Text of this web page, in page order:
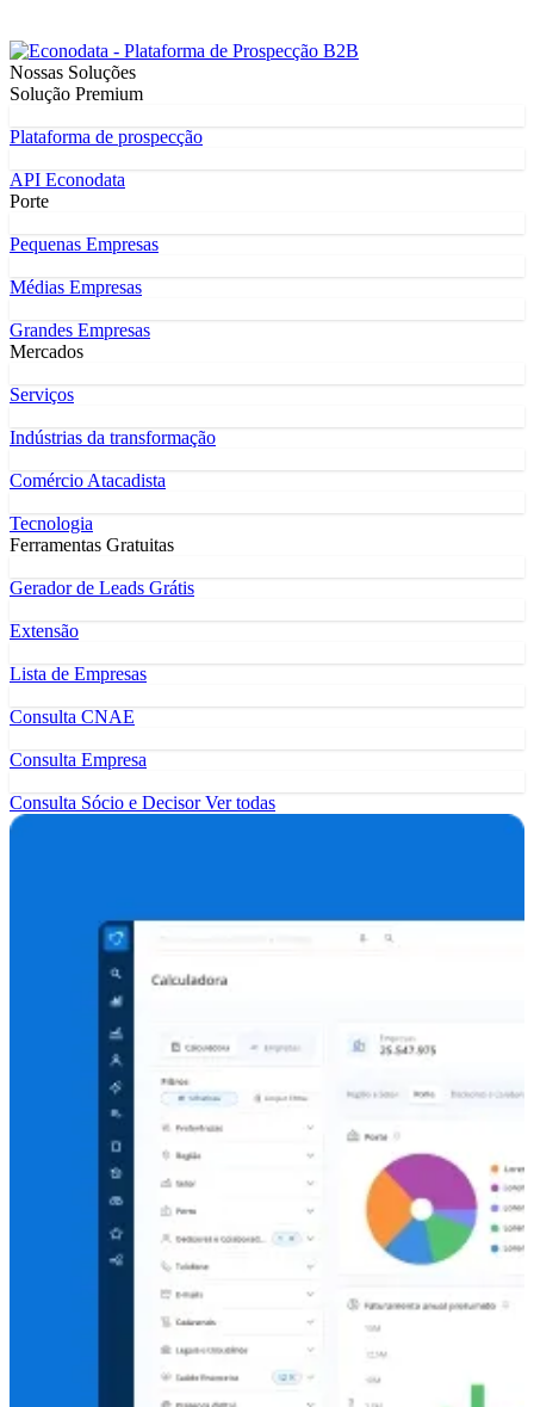
Nossas Soluções
Solução Premium
Plataforma de prospecção
API Econodata
Porte
Pequenas Empresas
Médias Empresas
Grandes Empresas
Mercados
Serviços
Indústrias da transformação
Comércio Atacadista
Tecnologia
Ferramentas Gratuitas
Gerador de Leads Grátis
Extensão
Lista de Empresas
Consulta CNAE
Consulta Empresa
Consulta Sócio e DecisorVer todas